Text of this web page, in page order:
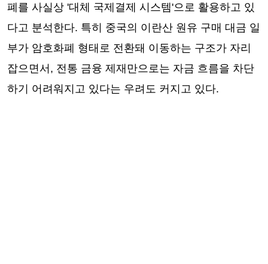
폐를 사실상 '대체 국제결제 시스템'으로 활용하고 있
다고 분석한다. 특히 중국의 이란산 원유 구매 대금 일
부가 암호화폐 형태로 전환돼 이동하는 구조가 자리
잡으면서, 전통 금융 제재만으로는 자금 흐름을 차단
하기 어려워지고 있다는 우려도 커지고 있다.